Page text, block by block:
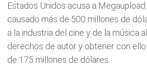
Estados Unidos acusa a
causado más de 500 millones de
a la industria del cine y de la música
derechos de autor y obtener con
de 175 millones de dólares.